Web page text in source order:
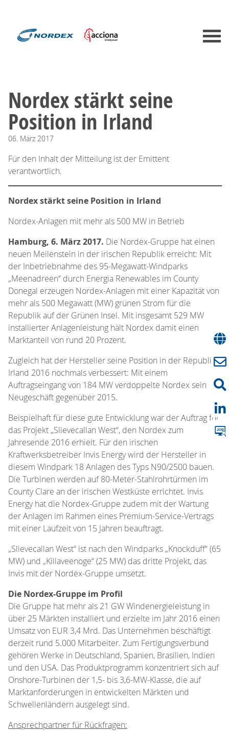
Nordex stärkt seine
Position in Irland
06. März 2017
Für den Inhalt der Mitteilung ist der Emittent
verantwortlich.
Nordex stärkt seine Position in Irland
Nordex-Anlagen mit mehr als 500 MW in Betrieb
Hamburg, 6. März 2017. Die Nordex-Gruppe hat einen
neuen Meilenstein in der irischen Republik erreicht: Mit
der Inbetriebnahme des 95-Megawatt-Windparks
„Meenadreen“ durch Energia Renewables im County
Donegal erzeugen Nordex-Anlagen mit einer Kapazität von
mehr als 500 Megawatt (MW) grünen Strom für die
Republik auf der Grünen Insel. Mit insgesamt 529 MW
installierter Anlagenleistung hält Nordex damit einen
Marktanteil von rund 20 Prozent.
Zugleich hat der Hersteller seine Position in der Republik
Irland 2016 nochmals verbessert: Mit einem
Auftragseingang von 184 MW verdoppelte Nordex sein
Neugeschäft gegenüber 2015.
Beispielhaft für diese gute Entwicklung war der Auftrag für
das Projekt „Slievecallan West“, den Nordex zum
Jahresende 2016 erhielt. Für den irischen
Kraftwerksbetreiber Invis Energy wird der Hersteller in
diesem Windpark 18 Anlagen des Typs N90/2500 bauen.
Die Turbinen werden auf 80-Meter-Stahlrohrtürmen im
County Clare an der irischen Westküste errichtet. Invis
Energy hat die Nordex-Gruppe zudem mit der Wartung
der Anlagen im Rahmen eines Premium-Service-Vertrags
mit einer Laufzeit von 15 Jahren beauftragt.
„Slievecallan West“ ist nach den Windparks „Knockduff“ (65
MW) und „Killaveenoge“ (25 MW) das dritte Projekt, das
Invis mit der Nordex-Gruppe umsetzt.
Die Nordex-Gruppe im Profil
Die Gruppe hat mehr als 21 GW Windenergieleistung in
über 25 Märkten installiert und erzielte im Jahr 2016 einen
Umsatz von EUR 3,4 Mrd. Das Unternehmen beschäftigt
derzeit rund 5.000 Mitarbeiter. Zum Fertigungsverbund
gehören Werke in Deutschland, Spanien, Brasilien, Indien
und den USA. Das Produktprogramm konzentriert sich auf
Onshore-Turbinen der 1,5- bis 3,6-MW-Klasse, die auf
Marktanforderungen in entwickelten Märkten und
Schwellenländern ausgelegt sind.
Ansprechpartner für Rückfragen: